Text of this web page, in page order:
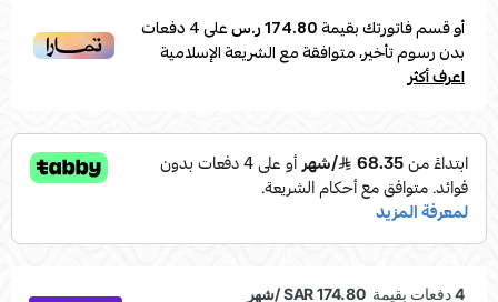
أو قسم فاتورتك بقيمة174.80 ر.س على4دفعات
بدون رسوم تأخير، متوافقة مع الشريعة الإسلامية
اعرف أكثر